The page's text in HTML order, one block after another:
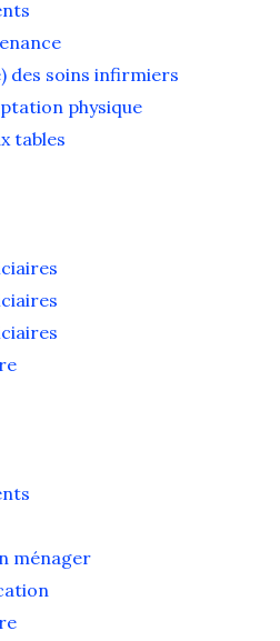
des soins infirmiers
physique
tables
ménager